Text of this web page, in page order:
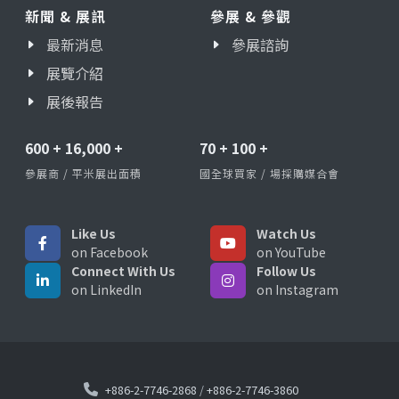
新聞 & 展訊
最新消息
展覽介紹
展後報告
參展 & 參觀
參展諮詢
600 + 16,000 +
參展商 / 平米展出面積
70 + 100 +
國全球買家 / 場採購媒合會
Like Us
on Facebook
Watch Us
on YouTube
Connect With Us
on LinkedIn
Follow Us
on Instagram
+886-2-7746-2868 /+886-2-7746-3860